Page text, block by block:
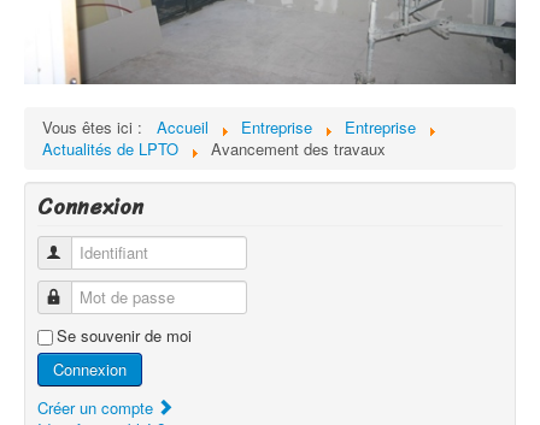
Vous êtes ici : Accueil Entreprise
Entreprise
Actualités de LPTO
Avancement des travaux
Connexion
Identifiant
Mot de passe
Se souvenir de moi
Connexion
Créer un compte